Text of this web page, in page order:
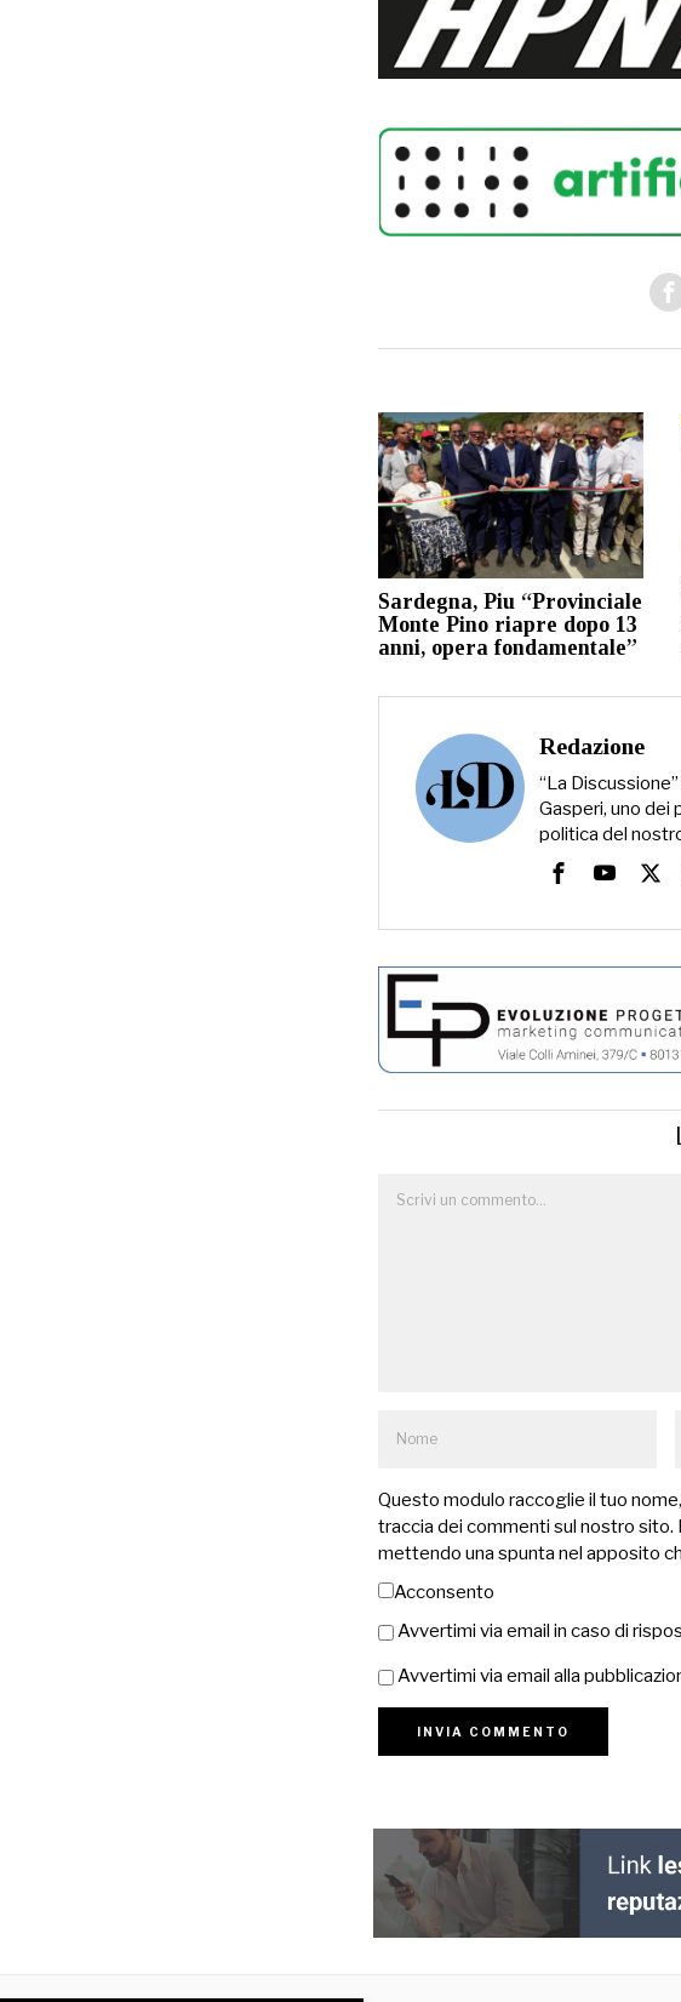
Sardegna, Piu “Provinciale
Monte Pino riapre dopo 13
anni, opera fondamentale”
Redazione
“La
Gasperi, uno dei
politica del
Questo modulo raccoglie il tuo
traccia dei commenti sul nostro
mettendo una spunta nel apposito
Acconsento
Avvertimi via email in caso di
Avvertimi via email alla